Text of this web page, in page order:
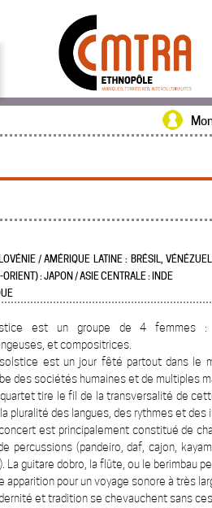
/ AMÉRIQUE LATINE : BRÉSIL,
: JAPON / ASIE CENTRALE : INDE
est un groupe de 4 femmes :
et compositrices.
solstice est un jour fêté partout dans le
des sociétés humaines et de multiples
tire le fil de la transversalité de
pluralité des langues, des rythmes et des
concert est principalement constitué de
percussions (pandeiro, daf, cajon,
La guitare dobro, la flûte, ou le berimbau
apparition pour un voyage sonore à très
et tradition se chevauchent sans